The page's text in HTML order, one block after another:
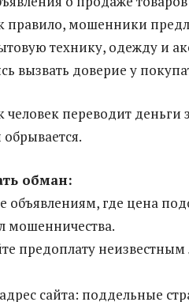
правило, мошенники
технику, одежду и
вызвать доверие у
человек переводит
обман:
объявлениям, где цена
мошенничества.
предоплату
сайта: поддельные